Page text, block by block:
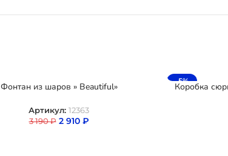
Фонтан из шаров » Beautiful»
Артикул: 12363
3 190₽ 2 910 ₽
-5%
Коробка